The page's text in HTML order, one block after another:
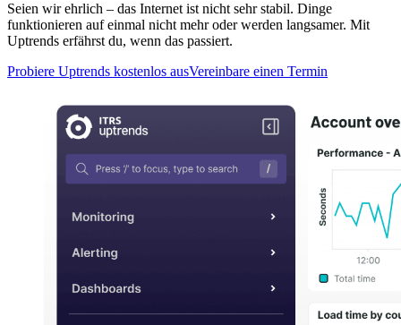
Seien wir ehrlich – das Internet ist nicht sehr stabil. Dinge
funktionieren auf einmal nicht mehr oder werden langsamer. Mit
Uptrends erfährst du, wenn das passiert.
Probiere Uptrends kostenlos ausVereinbare einen Termin